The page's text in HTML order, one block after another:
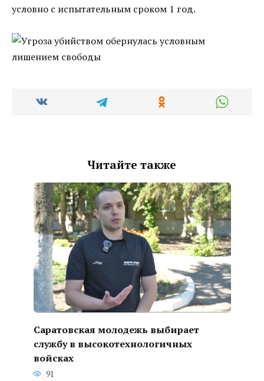
условно с испытательным сроком 1 год.
Читайте также
Саратовская молодежь выбирает
службу в высокотехнологичных
войсках
91